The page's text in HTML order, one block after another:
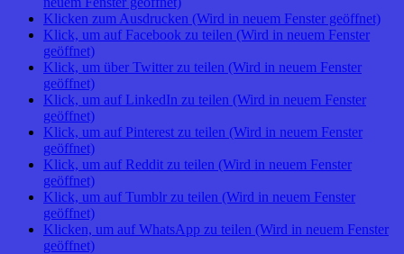
Klicken zum Ausdrucken (Wird in neuem Fenster geöffnet)
Klick, um auf Facebook zu teilen (Wird in neuem Fenster
geöffnet)
Klick, um über Twitter zu teilen (Wird in neuem Fenster
geöffnet)
Klick, um auf LinkedIn zu teilen (Wird in neuem Fenster
geöffnet)
Klick, um auf Pinterest zu teilen (Wird in neuem Fenster
geöffnet)
Klick, um auf Reddit zu teilen (Wird in neuem Fenster
geöffnet)
Klick, um auf Tumblr zu teilen (Wird in neuem Fenster
geöffnet)
Klicken, um auf WhatsApp zu teilen (Wird in neuem Fenster
geöffnet)